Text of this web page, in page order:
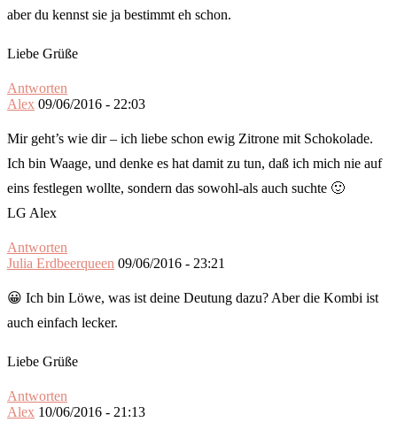
aber du kennst sie ja bestimmt eh schon.
Liebe Grüße
Antworten
Alex 09/06/2016 - 22:03
Mir geht’s wie dir – ich liebe schon ewig Zitrone mit Schokolade.
Ich bin Waage, und denke es hat damit zu tun, daß ich mich nie auf
eins festlegen wollte, sondern das sowohl-als auch suchte 🙂
LG Alex
Antworten
Julia Erdbeerqueen 09/06/2016 - 23:21
😀 Ich bin Löwe, was ist deine Deutung dazu? Aber die Kombi ist
auch einfach lecker.
Liebe Grüße
Antworten
Alex 10/06/2016 - 21:13